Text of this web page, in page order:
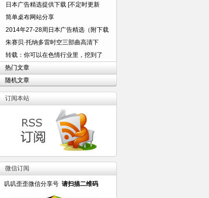
日本广告精选提供下载 [不定时更新
简单桌布网站分享
2014年27-28周日本广告精选（附下载
朱赛贝·托纳多雷时空三部曲高清下
转载：你可以在色情行业里，挖到了
热门文章
随机文章
订阅本站
微信订阅
叽叽歪歪微信分享号 请扫描二维码